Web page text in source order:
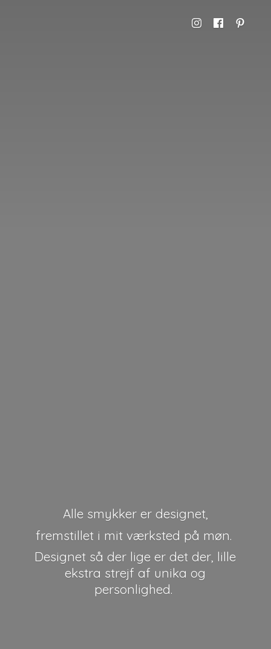
Alle smykker er designet,
fremstillet i mit værksted på møn.
Designet så der lige er det der, lille
ekstra strejf af unikaog
personlighed.